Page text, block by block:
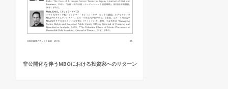
非公開化を伴うMBOにおける投資家へのリターン